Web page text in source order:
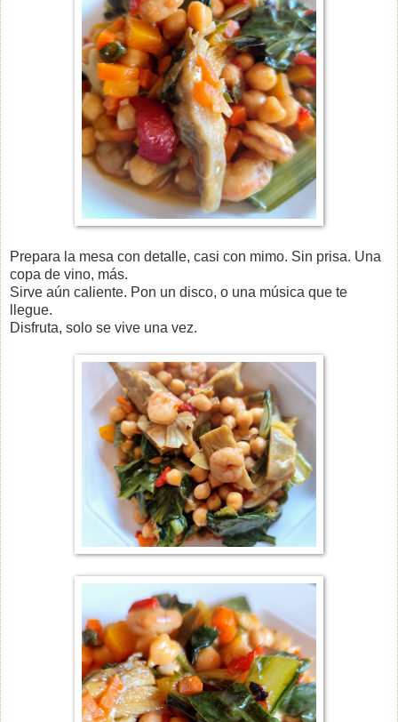
Prepara la mesa con detalle, casi con mimo. Sin prisa. Una
copa de vino, más.
Sirve aún caliente. Pon un disco, o una música que te
llegue.
Disfruta, solo se vive una vez.